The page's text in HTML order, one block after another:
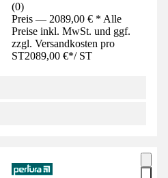
(0)
Preis — 2089,00 € * Alle
Preise inkl. MwSt. und ggf.
zzgl. Versandkosten pro
ST2089,00 €*/ ST